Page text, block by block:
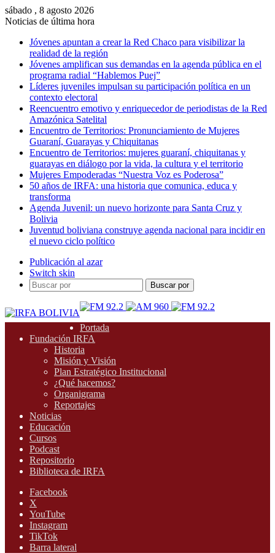
sábado , 8 agosto 2026
Noticias de última hora
Jóvenes apuntan a crear la Red Chaco para visibilizar la
realidad de la región
Jóvenes amplifican sus demandas en la agenda pública en el
programa radial “Hablemos Puej”
Líderes juveniles impulsan su participación política en un
contexto electoral
Reencuentro emotivo y enriquecedor de periodistas de la Red
Amazónica Satelital
Encuentro de Territorios: Pronunciamiento de Mujeres
Guaraní, Guarayas y Chiquitanas
Encuentro de Territorios: mujeres guaraní, chiquitanas y
guarayas en diálogo por la vida, la cultura y el territorio
Mujeres Empoderadas “Nuestra Voz es Poderosa”
50 años de IRFA: una historia que comunica, educa y
transforma
Agenda Juvenil: un nuevo horizonte para Santa Cruz y
Bolivia
Juventud boliviana construye agenda nacional para incidir en
el nuevo ciclo político
Publicación al azar
Switch skin
Buscar por
Portada
Fundación IRFA
Historia
Misión y Visión
Plan Estratégico Institucional
¿Qué hacemos?
Organigrama
Reportajes
Noticias
Educación
Cursos
Podcast
Repositorio
Biblioteca de IRFA
Facebook
X
YouTube
Instagram
TikTok
Barra lateral